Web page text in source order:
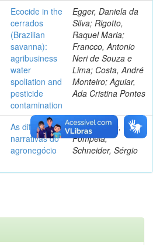
Ecocide in the
cerrados
(Brazilian
savanna):
agribusiness
water
spoliation and
pesticide
contamination
Egger, Daniela da
Silva; Rigotto,
Raquel Maria;
Francco, Antonio
Neri de Souza e
Lima; Costa, André
Monteiro; Aguiar,
Ada Cristina Pontes
As diferentes
narrativas do
agronegócio
Ribeiro Neto, Caio
Pompeia;
Schneider, Sérgio